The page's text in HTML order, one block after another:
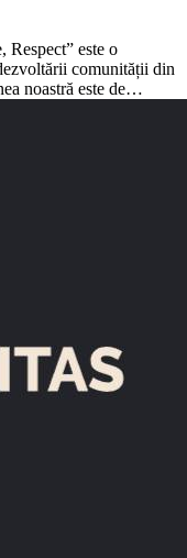
Respect” este o
comunității din
noastră este de…